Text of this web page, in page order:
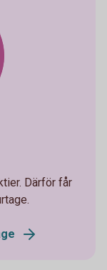
Därför får